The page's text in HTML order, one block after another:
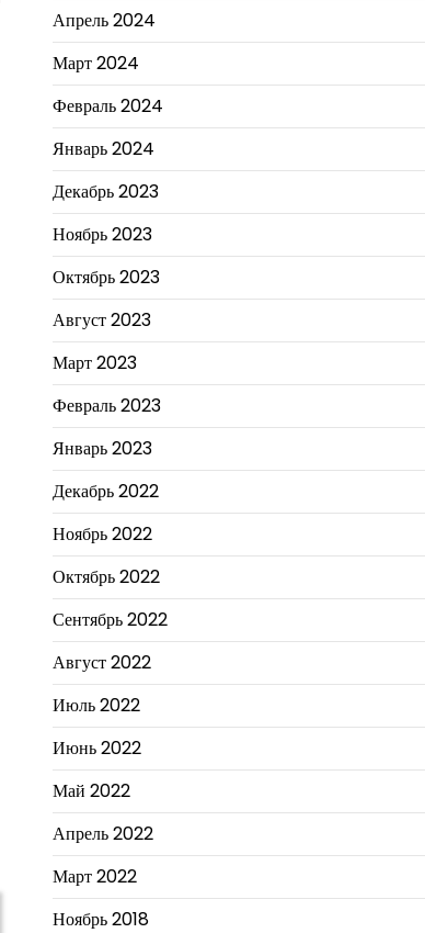
Апрель 2024
Март 2024
Февраль 2024
Январь 2024
Декабрь 2023
Ноябрь 2023
Октябрь 2023
Август 2023
Март 2023
Февраль 2023
Январь 2023
Декабрь 2022
Ноябрь 2022
Октябрь 2022
Сентябрь 2022
Август 2022
Июль 2022
Июнь 2022
Май 2022
Апрель 2022
Март 2022
Ноябрь 2018